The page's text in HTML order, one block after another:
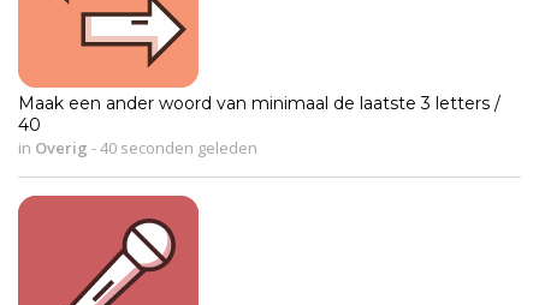
Maak een ander woord van minimaal de laatste 3 letters /
40
in Overig -40 seconden geleden